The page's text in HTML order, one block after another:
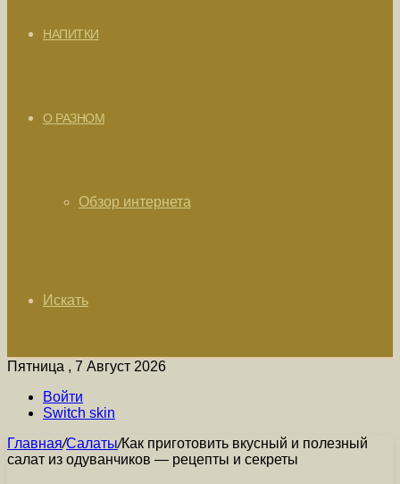
НАПИТКИ
О РАЗНОМ
Обзор интернета
Искать
Пятница , 7 Август 2026
Войти
Switch skin
Главная/Салаты/Как приготовить вкусный и полезный
салат из одуванчиков — рецепты и секреты